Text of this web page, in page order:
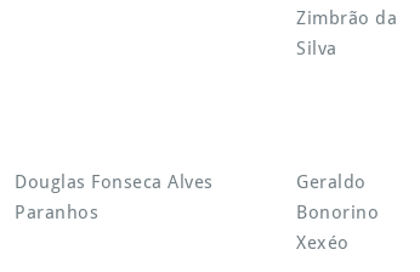
Zimbrão da
Silva
Douglas Fonseca Alves
Paranhos
Geraldo
Bonorino
Xexéo